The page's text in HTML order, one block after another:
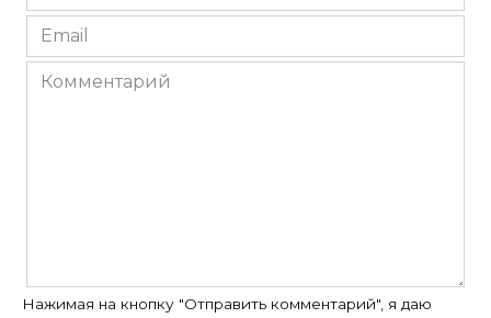
*
Email
*
Комментарий
Нажимая на кнопку "Отправить комментарий", я даю